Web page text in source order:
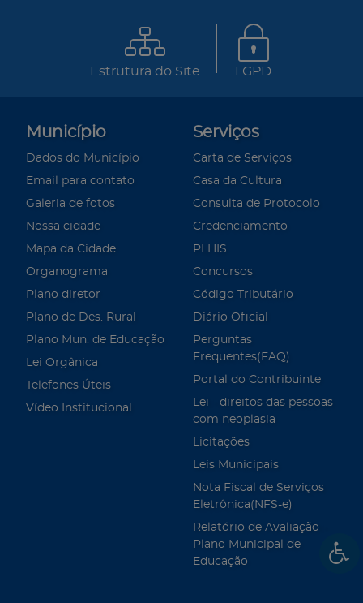
Estrutura do Site LGPD
Município
Dados do Município
Email para contato
Galeria de fotos
Nossa cidade
Mapa da Cidade
Organograma
Plano diretor
Plano de Des. Rural
Plano Mun. de Educação
Lei Orgânica
Telefones Úteis
Vídeo Institucional
Serviços
Carta de Serviços
Casa da Cultura
Consulta de Protocolo
Credenciamento
PLHIS
Concursos
Código Tributário
Diário Oficial
Perguntas
Frequentes(FAQ)
Portal do Contribuinte
Lei - direitos das pessoas
com neoplasia
Licitações
Leis Municipais
Nota Fiscal de Serviços
Eletrônica(NFS-e)
Relatório de Avaliação -
Plano Municipal de
Educação